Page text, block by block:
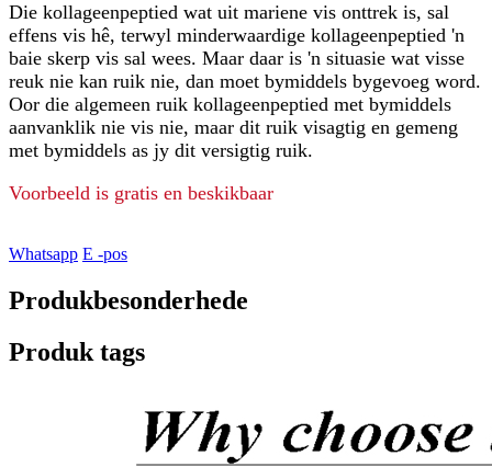
Die kollageenpeptied wat uit mariene vis onttrek is, sal
effens vis hê, terwyl minderwaardige kollageenpeptied 'n
baie skerp vis sal wees. Maar daar is 'n situasie wat visse
reuk nie kan ruik nie, dan moet bymiddels bygevoeg word.
Oor die algemeen ruik kollageenpeptied met bymiddels
aanvanklik nie vis nie, maar dit ruik visagtig en gemeng
met bymiddels as jy dit versigtig ruik.
Voorbeeld is gratis en beskikbaar
Whatsapp E -pos
Produkbesonderhede
Produk tags